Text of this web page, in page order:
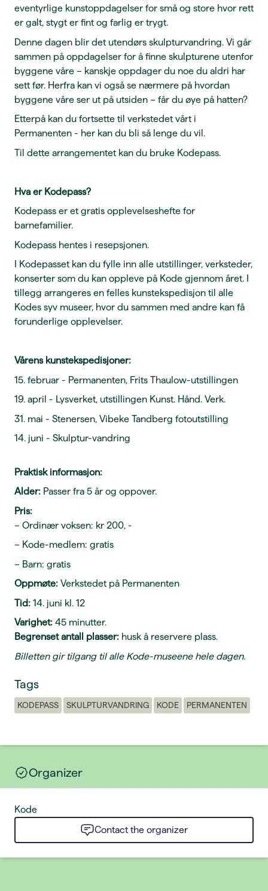
eventyrlige kunstoppdagelser for små og store hvor rett
er galt, stygt er fint og farlig er trygt.
Denne dagen blir det utendørs skulpturvandring. Vi går
sammen på oppdagelser for å finne skulpturene utenfor
byggene våre – kanskje oppdager du noe du aldri har
sett før. Herfra kan vi også se nærmere på hvordan
byggene våre ser ut på utsiden – får du øye på hatten?
Etterpå kan du fortsette til verkstedet vårt i
Permanenten - her kan du bli så lenge du vil.
Til dette arrangementet kan du bruke Kodepass.
Hva er Kodepass?
Kodepass er et gratis opplevelseshefte for
barnefamilier.
Kodepass hentes i resepsjonen.
I Kodepasset kan du fylle inn alle utstillinger, verksteder,
konserter som du kan oppleve på Kode gjennom året. I
tillegg arrangeres en felles kunstekspedisjon til alle
Kodes syv museer, hvor du sammen med andre kan få
forunderlige opplevelser.
Vårens kunstekspedisjoner:
15. februar - Permanenten, Frits Thaulow-utstillingen
19. april - Lysverket, utstillingen Kunst. Hånd. Verk.
31. mai - Stenersen, Vibeke Tandberg fotoutstilling
14. juni - Skulptur-vandring
Praktisk informasjon:
Alder: Passer fra 5 år og oppover.
Pris:
– Ordinær voksen: kr 200, -
– Kode-medlem: gratis
– Barn: gratis
Oppmøte: Verkstedet på Permanenten
Tid: 14. juni kl. 12
Varighet: 45 minutter.
Begrenset antall plasser: husk å reservere plass.
Billetten gir tilgang til alle Kode-museene hele dagen.
Tags
KODEPASS SKULPTURVANDRING KODE PERMANENTEN
Organizer
Kode
Contact the organizer